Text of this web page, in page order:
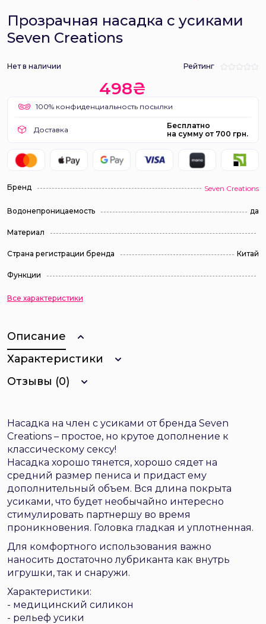
Прозрачная насадка с усиками
Seven Creations
Нет в наличии Рейтинг
498₴
100% конфиденциальность посылки
Доставка
Бесплатно
на сумму от 700 грн.
Бренд Seven Creations
Водонепроницаемость да
Материал
Страна регистрации бренда Китай
Функции
Все характеристики
Описание
Характеристики
Отзывы (0)
Насадка на член с усиками от бренда Seven
Creations – простое, но крутое дополнение к
классическому сексу!
Насадка хорошо тянется, хорошо сядет на
средний размер пениса и придаст ему
дополнительный объем. Вся длина покрыта
усиками, что будет необычайно интересно
стимулировать партнершу во время
проникновения. Головка гладкая и уплотненная.
Для комфортного использования важно
наносить достаточно лубриканта как внутрь
игрушки, так и снаружи.
Характеристики:
- медицинский силикон
- рельеф усики